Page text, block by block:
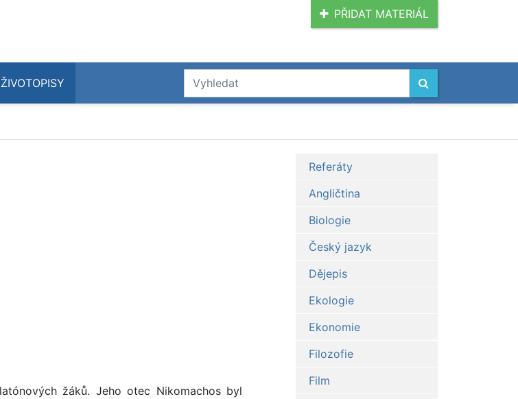
PŘIDAT MATERIÁL
ŽIVOTOPISY
žáků. Jeho otec Nikomachos byl
Referáty
Angličtina
Biologie
Český jazyk
Dějepis
Ekologie
Ekonomie
Filozofie
Film